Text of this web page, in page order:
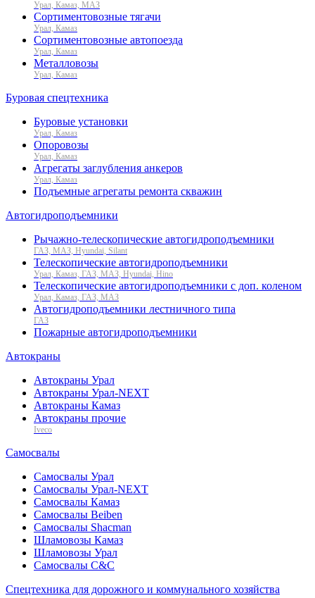
Урал, Камаз, МАЗ
Сортиментовозные тягачи
Урал, Камаз
Сортиментовозные автопоезда
Урал, Камаз
Металловозы
Урал, Камаз
Буровая спецтехника
Буровые установки
Урал, Камаз
Опоровозы
Урал, Камаз
Агрегаты заглубления анкеров
Урал, Камаз
Подъемные агрегаты ремонта скважин
Автогидроподъемники
Рычажно-телескопические автогидроподъемники
ГАЗ, МАЗ, Hyundai, Silant
Телескопические автогидроподъемники
Урал, Камаз, ГАЗ, МАЗ, Hyundai, Hino
Телескопические автогидроподъемники с доп. коленом
Урал, Камаз, ГАЗ, МАЗ
Автогидроподъемники лестничного типа
ГАЗ
Пожарные автогидроподъемники
Автокраны
Автокраны Урал
Автокраны Урал-NEXT
Автокраны Камаз
Автокраны прочие
Iveco
Самосвалы
Самосвалы Урал
Самосвалы Урал-NEXT
Самосвалы Камаз
Самосвалы Beiben
Самосвалы Shacman
Шламовозы Камаз
Шламовозы Урал
Самосвалы C&C
Спецтехника для дорожного и коммунального хозяйства